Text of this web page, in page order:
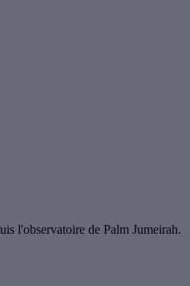
l'observatoire de Palm Jumeirah.